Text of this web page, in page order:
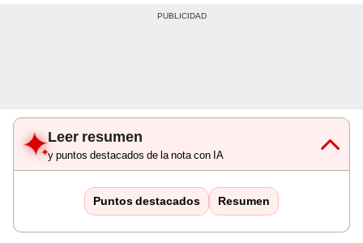
Leer resumen
y puntos destacados de la nota con IA
Puntos destacados Resumen